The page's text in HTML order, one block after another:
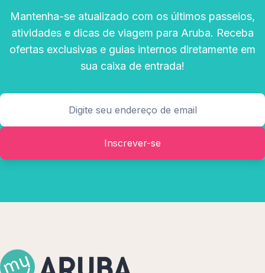
Mantenha-se atualizado com os últimos passeios,
atividades e dicas de viagem para Aruba. Receba
ofertas exclusivas e guias internos diretamente em
sua caixa de entrada!
Inscrever-se